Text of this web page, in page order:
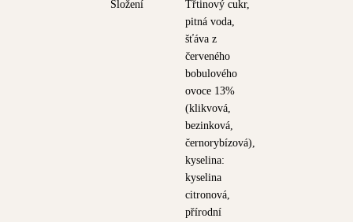
Složení
Třtinový cukr,
pitná voda,
šťáva z
červeného
bobulového
ovoce 13%
(klikvová,
bezinková,
černorybízová),
kyselina:
kyselina
citronová,
přírodní